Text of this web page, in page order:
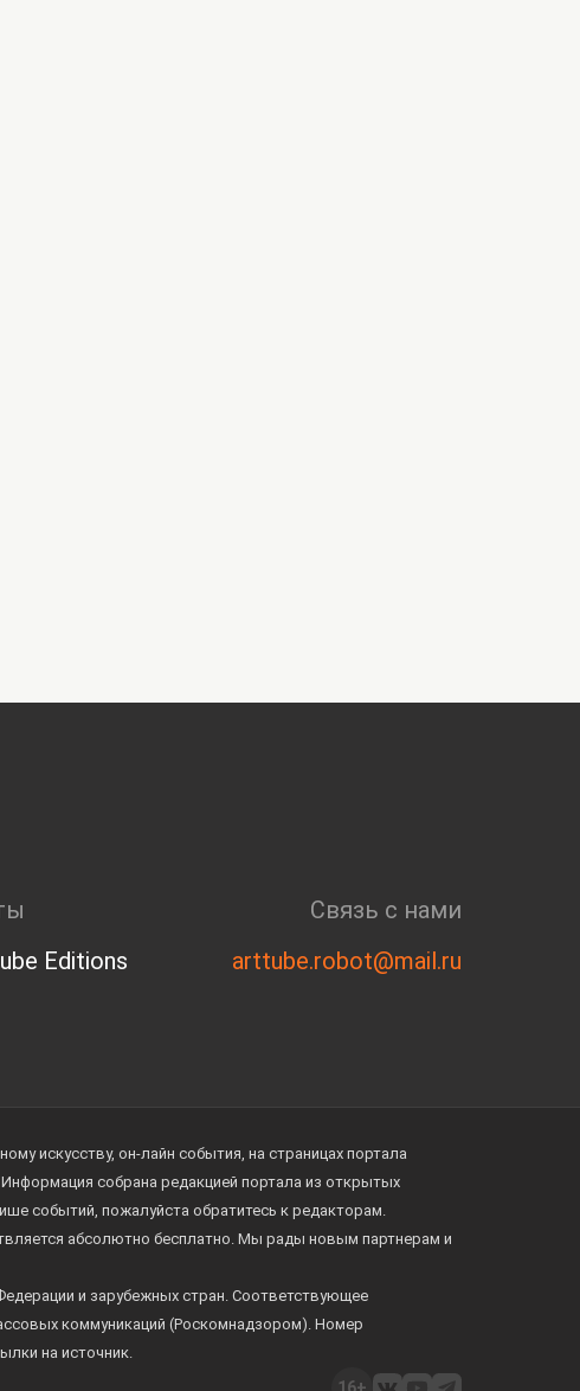
Editions
Связь с нами
arttube.robot@mail.ru
искусству, он-лайн события, на страницах портала
собрана редакцией портала из открытых
событий, пожалуйста обратитесь к редакторам.
абсолютно бесплатно. Мы рады новым партнерам и
и зарубежных стран. Соответствующее
коммуникаций (Роскомнадзором). Номер
на источник.